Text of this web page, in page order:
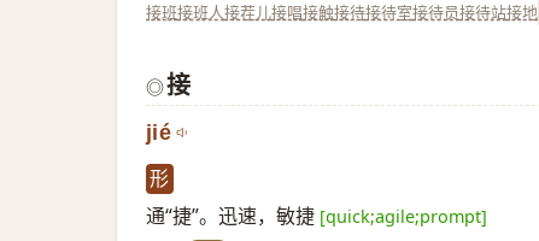
接班接班人接茬儿接唱接触接待接待室接待员接待站接地
◎接
jié
形
通“捷”。迅速，敏捷 [quick;agile;prompt]